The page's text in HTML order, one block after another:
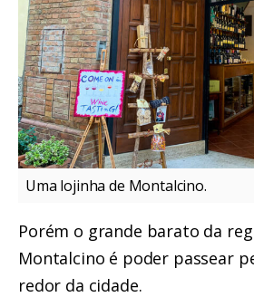
Uma lojinha de Montalcino.
Porém o grande barato da
Montalcino é poder passear
redor da cidade.